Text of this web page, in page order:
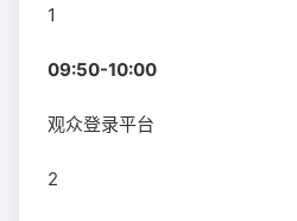
1
09:50-10:00
观众登录平台
2